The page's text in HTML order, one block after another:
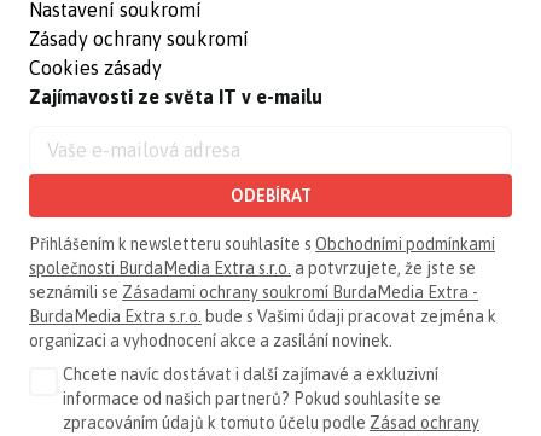
Nastavení soukromí
Zásady ochrany soukromí
Cookies zásady
Zajímavosti ze světa IT v e-mailu
ODEBÍRAT
Přihlášením k newsletteru souhlasíte s Obchodními podmínkami
společnosti BurdaMedia Extra s.r.o. a potvrzujete, že jste se
seznámili se Zásadami ochrany soukromí BurdaMedia Extra -
BurdaMedia Extra s.r.o. bude s Vašimi údaji pracovat zejména k
organizaci a vyhodnocení akce a zasílání novinek.
Chcete navíc dostávat i další zajímavé a exkluzivní
informace od našich partnerů? Pokud souhlasíte se
zpracováním údajů k tomuto účelu podle Zásad ochrany